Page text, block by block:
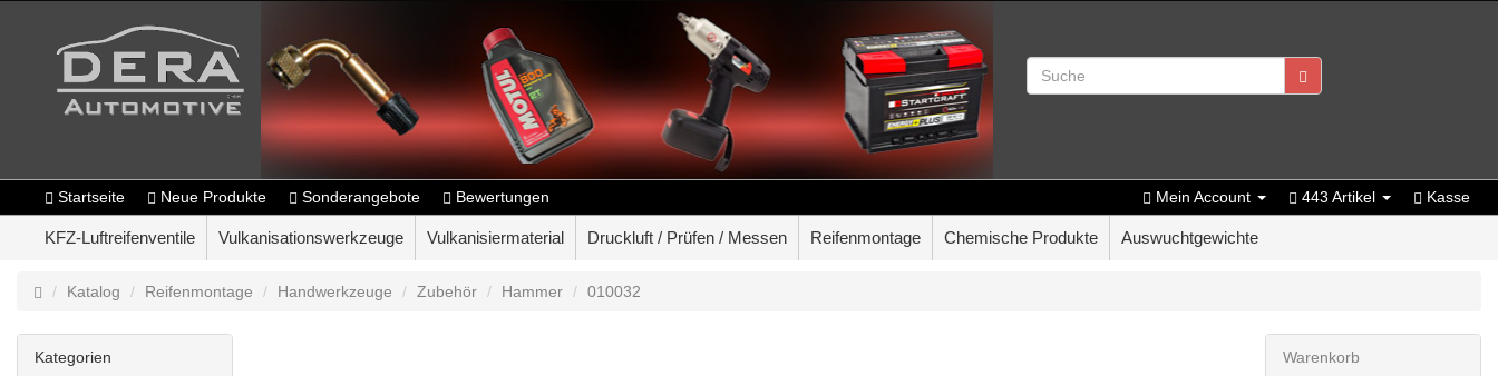
Startseite Neue Produkte Sonderangebote Bewertungen Mein Account 443 Artikel Kasse
KFZ-Luftreifenventile Vulkanisationswerkzeuge Vulkanisiermaterial Druckluft / Prüfen / Messen Reifenmontage Chemische Produkte Auswuchtgewichte
Katalog Reifenmontage Handwerkzeuge Zubehör Hammer 010032
Kategorien Warenkorb